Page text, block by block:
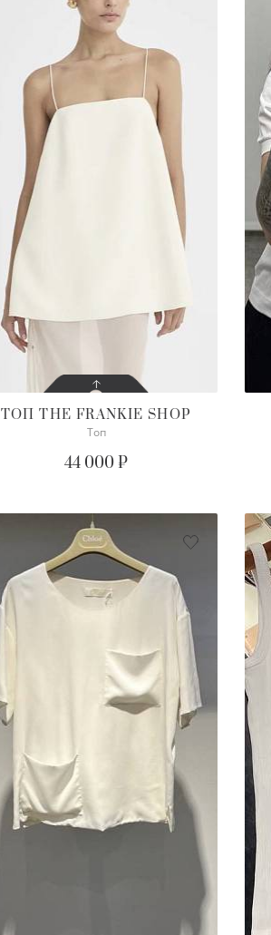
СОСТОЯНИЕ
ТОПTHE FRANKIE SHOP
Топ
44 000 ₽